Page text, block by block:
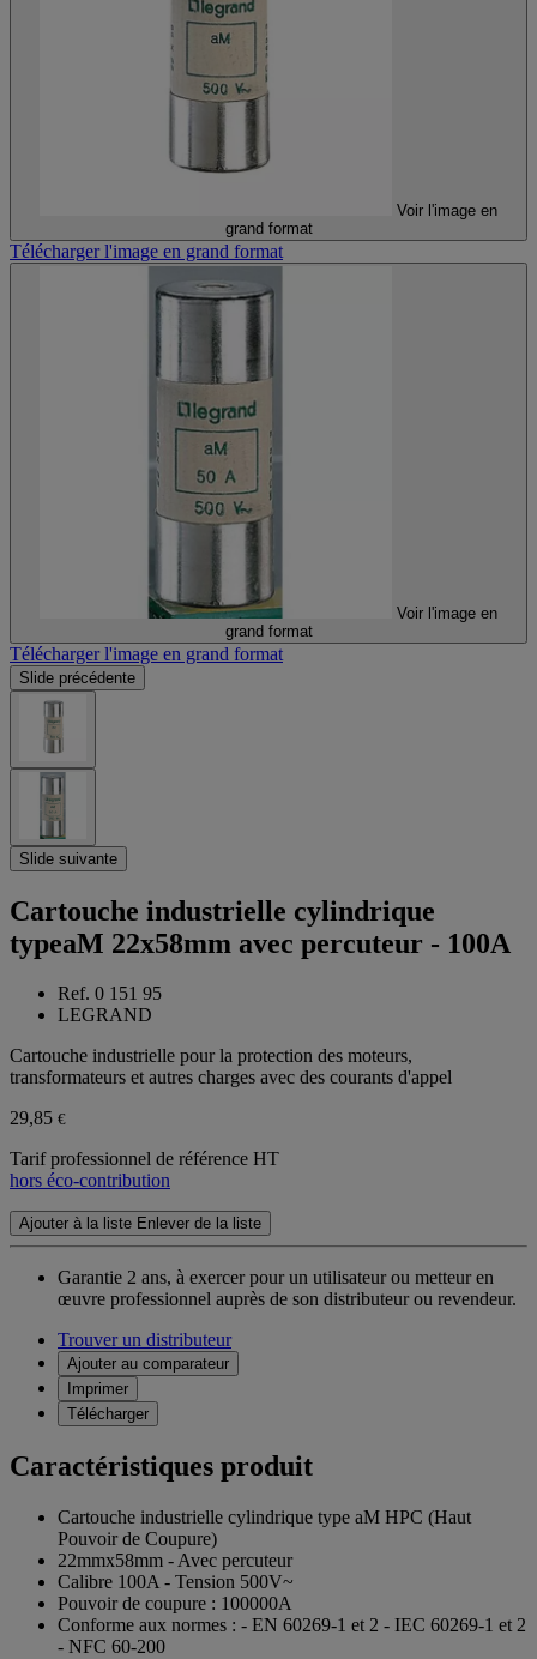
Voir l'image en
grand format
Télécharger l'image en grand format
Voir l'image en
grand format
Télécharger l'image en grand format
Slide précédente
Slide suivante
Cartouche industrielle cylindrique
typeaM 22x58mm avec percuteur - 100A
Ref. 0 151 95
LEGRAND
Cartouche industrielle pour la protection des moteurs,
transformateurs et autres charges avec des courants d'appel
29,85 €
Tarif professionnel de référence HT
hors éco-contribution
Ajouter à la liste Enlever de la liste
Garantie 2 ans, à exercer pour un utilisateur ou metteur en
œuvre professionnel auprès de son distributeur ou revendeur.
Trouver un distributeur
Ajouter au comparateur
Imprimer
Télécharger
Caractéristiques produit
Cartouche industrielle cylindrique type aM HPC (Haut
Pouvoir de Coupure)
22mmx58mm - Avec percuteur
Calibre 100A - Tension 500V~
Pouvoir de coupure : 100000A
Conforme aux normes : - EN 60269-1 et 2 - IEC 60269-1 et 2
- NFC 60-200